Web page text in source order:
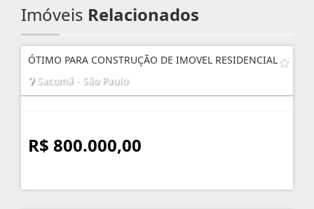
Imóveis Relacionados
ÓTIMO PARA CONSTRUÇÃO DE IMOVEL RESIDENCIAL
Sacomã - São Paulo
R$ 800.000,00